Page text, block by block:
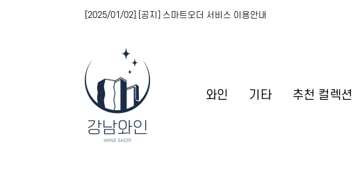
와인 기타 추천 컬렉션
[2025/01/02] [공지] 스마트오더 서비스 이용안내